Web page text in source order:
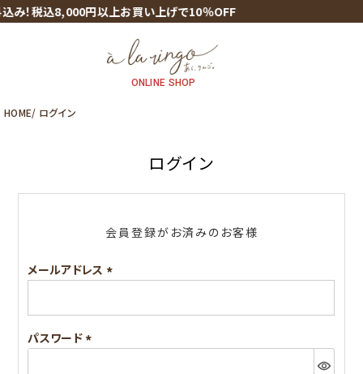
！税込8,000円以上お買い上げで10％OFF
ONLINE SHOP
HOME ログイン
ログイン
会員登録がお済みのお客様
メールアドレス
須)
パスワード